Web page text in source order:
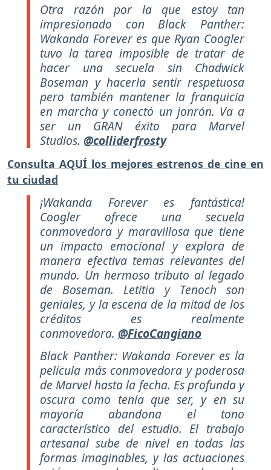
Otra razón por la que estoy tan
impresionado con Black Panther:
Wakanda Forever es que Ryan Coogler
tuvo la tarea imposible de tratar de
hacer una secuela sin Chadwick
Boseman y hacerla sentir respetuosa
pero también mantener la franquicia
en marcha y conectó un jonrón. Va a
ser un GRAN éxito para Marvel
Studios. @colliderfrosty
Consulta AQUÍ los mejores estrenos de cine en
tu ciudad
¡Wakanda Forever es fantástica!
Coogler ofrece una secuela
conmovedora y maravillosa que tiene
un impacto emocional y explora de
manera efectiva temas relevantes del
mundo. Un hermoso tributo al legado
de Boseman. Letitia y Tenoch son
geniales, y la escena de la mitad de los
créditos es realmente
conmovedora. @FicoCangiano
Black Panther: Wakanda Forever es la
película más conmovedora y poderosa
de Marvel hasta la fecha. Es profunda y
oscura como tenía que ser, y en su
mayoría abandona el tono
característico del estudio. El trabajo
artesanal sube de nivel en todas las
formas imaginables, y las actuaciones